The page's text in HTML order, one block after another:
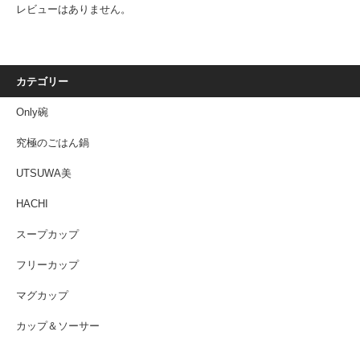
レビューはありません。
カテゴリー
Only碗
究極のごはん鍋
UTSUWA美
HACHI
スープカップ
フリーカップ
マグカップ
カップ＆ソーサー